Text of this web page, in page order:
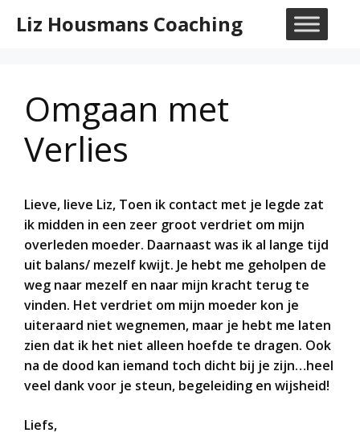
naarLiz Housmans Coaching
Omgaan met
Verlies
Lieve, lieve Liz, Toen ik contact met je legde zat
ik midden in een zeer groot verdriet om mijn
overleden moeder. Daarnaast was ik al lange tijd
uit balans/ mezelf kwijt. Je hebt me geholpen de
weg naar mezelf en naar mijn kracht terug te
vinden. Het verdriet om mijn moeder kon je
uiteraard niet wegnemen, maar je hebt me laten
zien dat ik het niet alleen hoefde te dragen. Ook
na de dood kan iemand toch dicht bij je zijn…heel
veel dank voor je steun, begeleiding en wijsheid!
Liefs,